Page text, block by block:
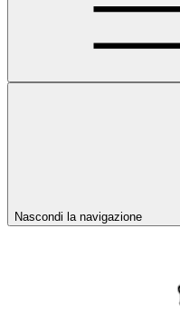
Nascondi la navigazione